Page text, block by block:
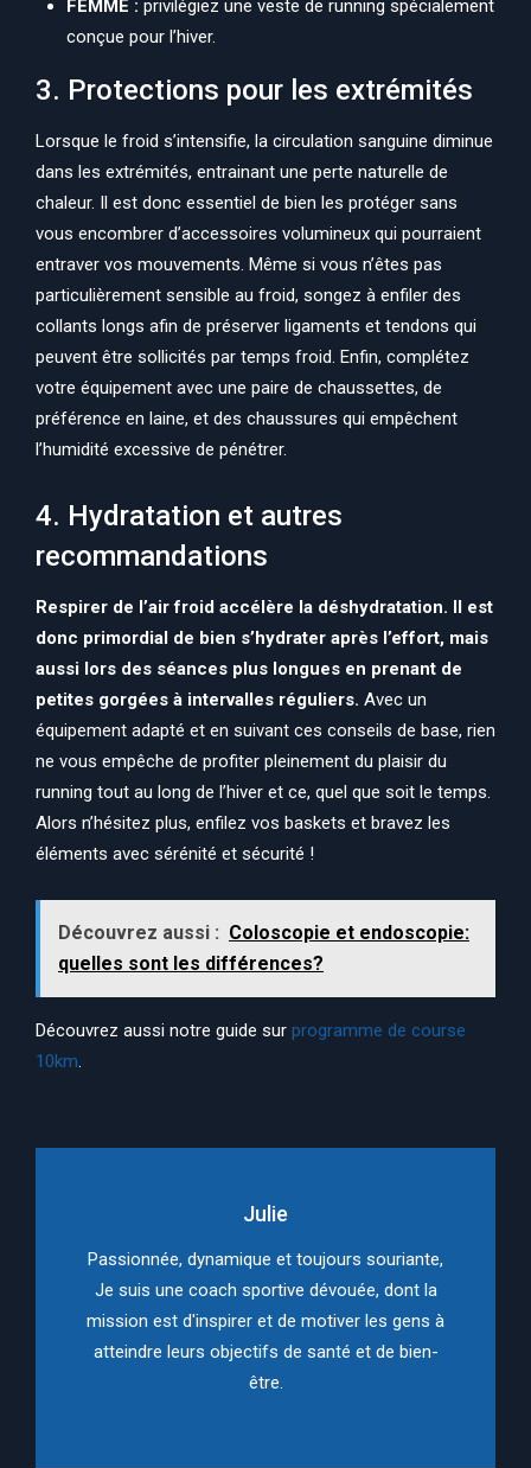
FEMME : privilégiez une veste de running spécialement
conçue pour l’hiver.
3. Protections pour les extrémités
Lorsque le froid s’intensifie, la circulation sanguine diminue
dans les extrémités, entrainant une perte naturelle de
chaleur. Il est donc essentiel de bien les protéger sans
vous encombrer d’accessoires volumineux qui pourraient
entraver vos mouvements. Même si vous n’êtes pas
particulièrement sensible au froid, songez à enfiler des
collants longs afin de préserver ligaments et tendons qui
peuvent être sollicités par temps froid. Enfin, complétez
votre équipement avec une paire de chaussettes, de
préférence en laine, et des chaussures qui empêchent
l’humidité excessive de pénétrer.
4. Hydratation et autres
recommandations
Respirer de l’air froid accélère la déshydratation. Il est
donc primordial de bien s’hydrater après l’effort, mais
aussi lors des séances plus longues en prenant de
petites gorgées à intervalles réguliers. Avec un
équipement adapté et en suivant ces conseils de base, rien
ne vous empêche de profiter pleinement du plaisir du
running tout au long de l’hiver et ce, quel que soit le temps.
Alors n’hésitez plus, enfilez vos baskets et bravez les
éléments avec sérénité et sécurité !
Découvrez aussi : Coloscopie et endoscopie:
quelles sont les différences?
Découvrez aussi notre guide sur programme de course
10km.
Julie
Passionnée, dynamique et toujours souriante,
Je suis une coach sportive dévouée, dont la
mission est d'inspirer et de motiver les gens à
atteindre leurs objectifs de santé et de bien-
être.